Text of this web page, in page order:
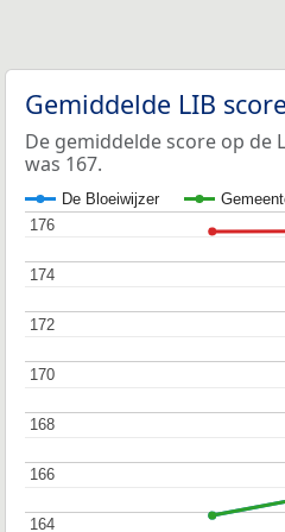
Gemiddelde LIB
De gemiddelde score op de
was 167.
De Bloeiwijzer
164
164
166
166
168
168
170
170
172
172
174
174
176
176